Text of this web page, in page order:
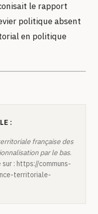
le rapport
politique absent
en politique
:
française des
par le bas.
sur : https://communs-
territoriale-